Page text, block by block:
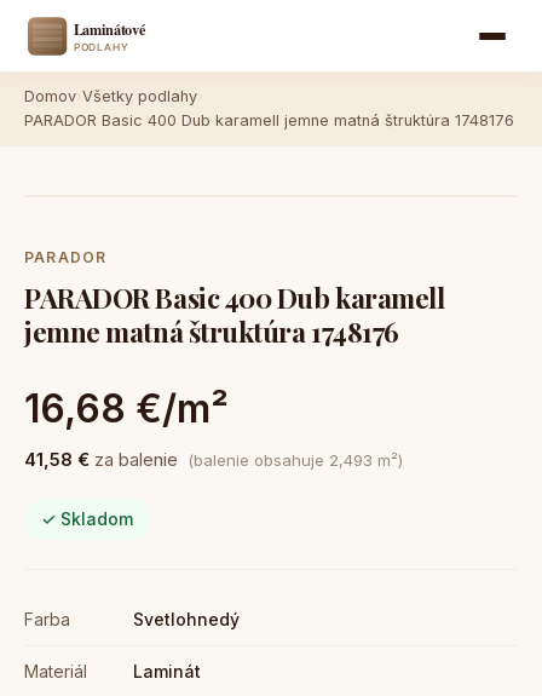
Domov Všetky podlahy
PARADOR Basic 400 Dub karamell jemne matná štruktúra 1748176
PARADOR
PARADOR Basic 400 Dub karamell
jemne matná štruktúra 1748176
16,68 €/m²
41,58 € za balenie (balenie obsahuje 2,493 m²)
✓ Skladom
Farba Svetlohnedý
Materiál Laminát